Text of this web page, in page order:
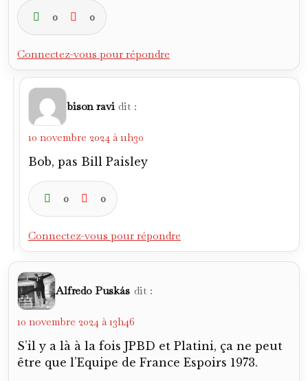
0 0
Connectez-vous pour répondre
bison ravi dit :
10 novembre 2024 à 11h30
Bob, pas Bill Paisley
0 0
Connectez-vous pour répondre
Alfredo Puskás dit :
10 novembre 2024 à 13h46
S’il y a là à la fois JPBD et Platini, ça ne peut
être que l’Equipe de France Espoirs 1973.